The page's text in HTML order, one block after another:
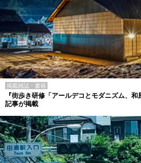
掲載雑誌・書籍
『街歩き研修「アールデコとモダニズム、
記事が掲載